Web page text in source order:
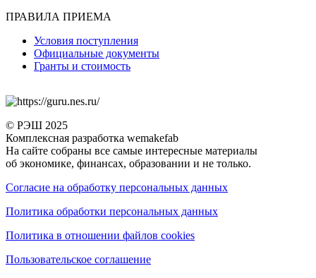
ПРАВИЛА ПРИЕМА
Условия поступления
Официальные документы
Гранты и стоимость
© РЭШ 2025
Комплексная разработка wemakefab
На сайте собраны все самые интересные материалы
об экономике, финансах, образовании и не только.
Согласие на обработку персональных данных
Политика обработки персональных данных
Политика в отношении файлов cookies
Пользовательское соглашение